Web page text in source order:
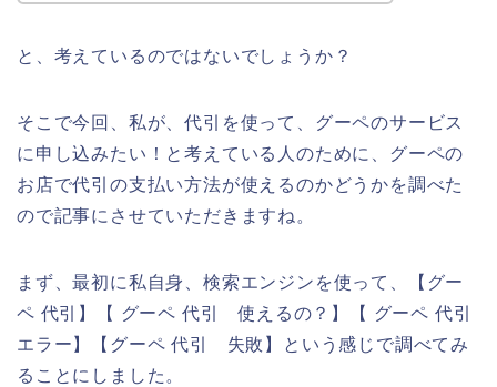
と、考えているのではないでしょうか？
そこで今回、私が、代引を使って、グーペのサービス
に申し込みたい！と考えている人のために、グーペの
お店で代引の支払い方法が使えるのかどうかを調べた
ので記事にさせていただきますね。
まず、最初に私自身、検索エンジンを使って、【グー
ペ 代引】【 グーペ 代引 使えるの？】【 グーペ 代引
エラー】【グーペ 代引 失敗】という感じで調べてみ
ることにしました。